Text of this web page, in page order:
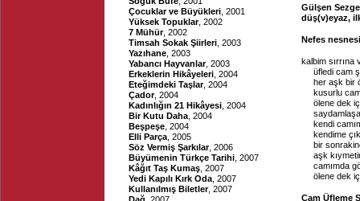
Çocuklar ve Büyükleri , 2001
Yüksek Topuklar, 2002
7 Mühür, 2002
Timsah Sokak Şiirleri , 2003
Yazıhane , 2003
Yabancı Hayvanlar, 2003
Erkeklerin Hikâyeleri , 2004
Eteğimdeki Taşlar, 2004
Çador, 2004
Kadınlığın 21 Hikâyesi , 2004
Bir Kutu Daha , 2004
Beşpeşe , 2004
Elli Parça , 2005
Söz Vermiş Şarkılar, 2006
Büyümenin Türkçe Tarihi , 2007
Kâğıt Taş Kumaş , 2007
Yedi Kapılı Kırk Oda , 2007
Kullanılmış Biletler, 2007
Gülşen
düş(v)eyaz,
Nefes nesnesi
kalbim sırrına
üfledi cam
her aşk bir
kusurlu
ölene dek
kendi
kendime
bir
aşk
camımda
ölene dek
Cam Üfleme